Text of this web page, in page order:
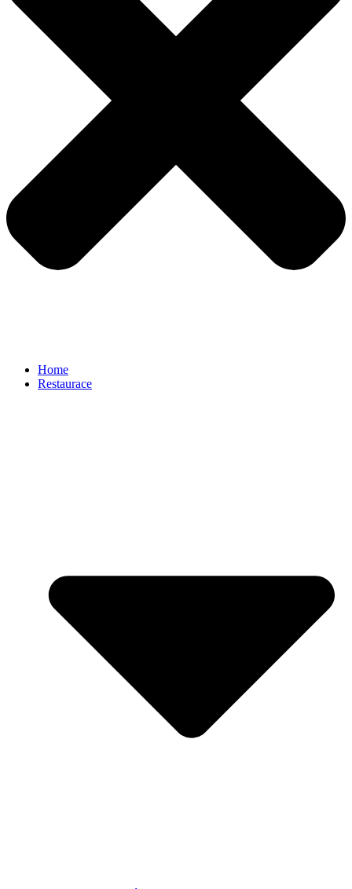
Home
Restaurace